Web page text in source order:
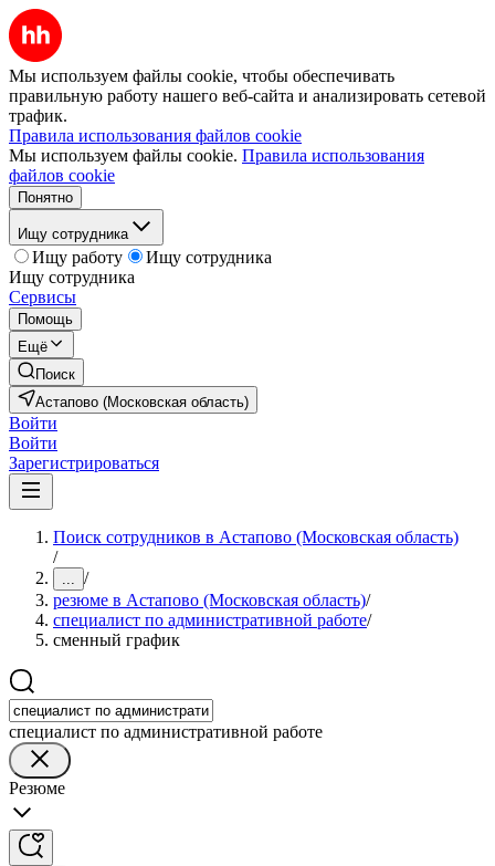
Мы используем файлы cookie, чтобы обеспечивать
правильную работу нашего веб-сайта и анализировать сетевой
трафик.
Правила использования файлов cookie
Мы используем файлы cookie. Правила использования
файлов cookie
Понятно
Ищу сотрудника
Ищу работу
Ищу сотрудника
Ищу сотрудника
Сервисы
Помощь
Ещё
Поиск
Астапово (Московская область)
Войти
Войти
Зарегистрироваться
Поиск сотрудников в Астапово (Московская область)
/
... /
резюме в Астапово (Московская область)/
специалист по административной работе/
сменный график
специалист по административной работе
Резюме